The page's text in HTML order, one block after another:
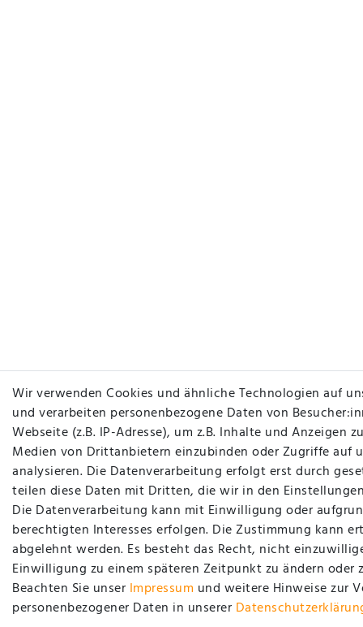
Wir verwenden Cookies und ähnliche Technologien auf
und verarbeiten personenbezogene Daten von
Webseite (z.B. IP-Adresse), um z.B. Inhalte und Anzeigen
Medien von Drittanbietern einzubinden oder Zugriffe auf
analysieren. Die Datenverarbeitung erfolgt erst durch
teilen diese Daten mit Dritten, die wir in den
Die Datenverarbeitung kann mit Einwilligung oder
berechtigten Interesses erfolgen. Die Zustimmung kann
abgelehnt werden. Es besteht das Recht, nicht
Einwilligung zu einem späteren Zeitpunkt zu ändern oder
Beachten Sie unser Impressum und weitere Hinweise zur
personenbezogener Daten in unserer